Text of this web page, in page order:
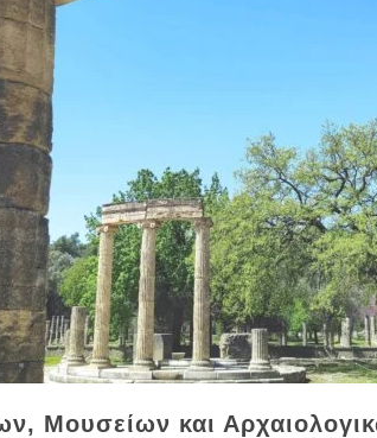
Μουσείων και